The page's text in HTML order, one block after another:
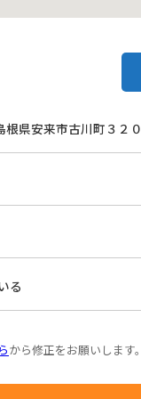
根県安来市古川町３２０
る
から修正をお願いします。